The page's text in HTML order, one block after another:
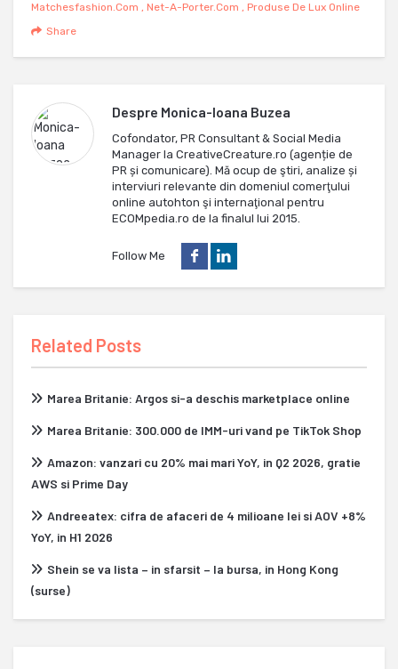
Matchesfashion.com , Net-A-Porter.com , Produse De Lux Online
Share
Despre Monica-Ioana Buzea
Cofondator, PR Consultant & Social Media
Manager la CreativeCreature.ro (agenție de
PR și comunicare). Mă ocup de ştiri, analize și
interviuri relevante din domeniul comerţului
online autohton şi internaţional pentru
ECOMpedia.ro de la finalul lui 2015.
Follow Me
Related Posts
Marea Britanie: Argos si-a deschis marketplace online
Marea Britanie: 300.000 de IMM-uri vand pe TikTok Shop
Amazon: vanzari cu 20% mai mari YoY, in Q2 2026, gratie
AWS si Prime Day
Andreeatex: cifra de afaceri de 4 milioane lei si AOV +8%
YoY, in H1 2026
Shein se va lista – in sfarsit – la bursa, in Hong Kong
(surse)